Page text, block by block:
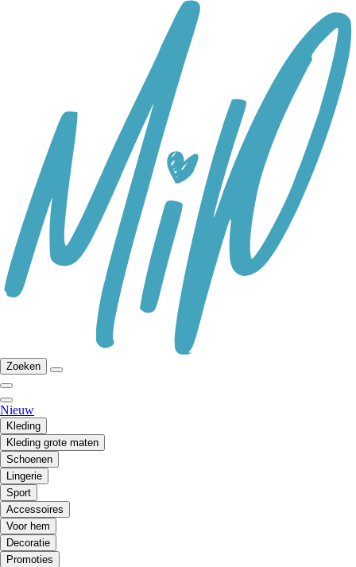
Zoeken
Nieuw
Kleding
Kleding grote maten
Schoenen
Lingerie
Sport
Accessoires
Voor hem
Decoratie
Promoties